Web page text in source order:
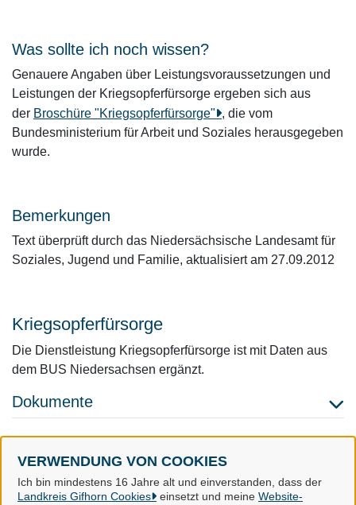
VERWENDUNG VON COOKIES
Ich bin mindestens 16 Jahre alt und einverstanden, dass der
Landkreis Gifhorn Cookies
einsetzt und meine Website-
Was sollte ich noch wissen?
Genauere Angaben über Leistungsvoraussetzungen und
Leistungen der Kriegsopferfürsorge ergeben sich aus
der Broschüre "Kriegsopferfürsorge" , die vom
Bundesministerium für Arbeit und Soziales herausgegeben
wurde.
Bemerkungen
Text überprüft durch das Niedersächsische Landesamt für
Soziales, Jugend und Familie, aktualisiert am 27.09.2012
Kriegsopferfürsorge
Die Dienstleistung Kriegsopferfürsorge ist mit Daten aus
dem BUS Niedersachsen ergänzt.
Dokumente
Landkreis Gifhorn